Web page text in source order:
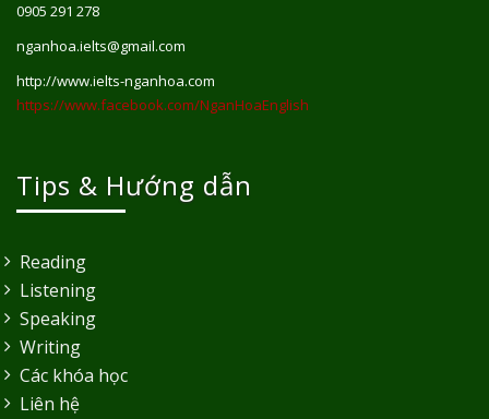
0905 291 278
nganhoa.ielts@gmail.com
http://www.ielts-nganhoa.com
https://www.facebook.com/NganHoaEnglish
Tips & Hướng dẫn
Reading
Listening
Speaking
Writing
Các khóa học
Liên hệ